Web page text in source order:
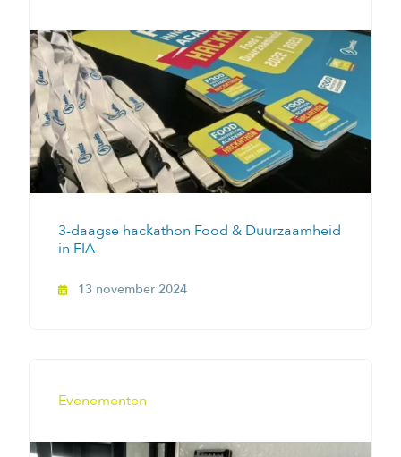
3-daagse hackathon Food & Duurzaamheid
in FIA
13 november 2024
Evenementen